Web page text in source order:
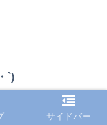
`)
サイドバー